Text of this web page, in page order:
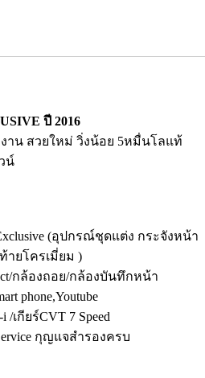
ปี 2016
าน สวยใหม่ วิ่งน้อย 5หมื่นโลแท้
น์
(อุปกรณ์ชุดแต่ง กระจังหน้า
ายโครเมี่ยม )
กล้องถอย/กล้องบันทึกหน้า
phone,Youtube
เกียร์CVT 7 Speed
กุญแจสำรองครบ